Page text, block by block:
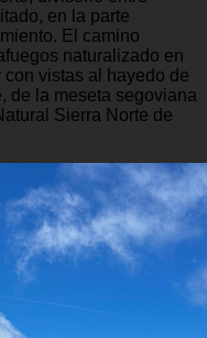
en la parte
El camino
naturalizado en
con vistas al hayedo de
de la meseta segoviana
Sierra Norte de